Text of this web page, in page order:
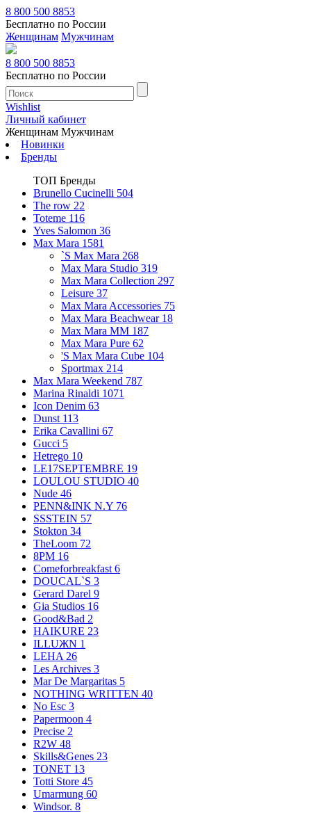
8 800 500 8853
Бесплатно по России
Женщинам Мужчинам
8 800 500 8853
Бесплатно по России
Wishlist
Личный кабинет
Женщинам Мужчинам
Новинки
Бренды
ТОП Бренды
Brunello Cucinelli 504
The row 22
Toteme 116
Yves Salomon 36
Max Mara 1581
`S Max Mara 268
Max Mara Studio 319
Max Mara Collection 297
Leisure 37
Max Mara Accessories 75
Max Mara Beachwear 18
Max Mara MM 187
Max Mara Pure 62
'S Max Mara Cube 104
Sportmax 214
Max Mara Weekend 787
Marina Rinaldi 1071
Icon Denim 63
Dunst 113
Erika Cavallini 67
Gucci 5
Hetrego 10
LE17SEPTEMBRE 19
LOULOU STUDIO 40
Nude 46
PENN&INK N.Y 76
SSSTEIN 57
Stokton 34
TheLoom 72
8PM 16
Comeforbreakfast 6
DOUCAL`S 3
Gerard Darel 9
Gia Studios 16
Good&Bad 2
HAIKURE 23
ILLUЖN 1
LEHA 26
Les Archives 3
Mar De Margaritas 5
NOTHING WRITTEN 40
No Esc 3
Papermoon 4
Precise 2
R2W 48
Skills&Genes 23
TONET 13
Totti Store 45
Umarmung 60
Windsor. 8